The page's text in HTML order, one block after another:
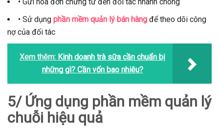
• Gửi hóa đơn chứng từ đến đối tác nhanh chóng
• Sử dụng phần mềm quản lý bán hàng để theo dõi công
nợ của đối tác
Xem thêm: Kinh doanh trà sữa cần chuẩn bị
những gì? Cần vốn bao nhiêu?
5/ Ứng dụng phần mềm quản lý
chuỗi hiệu quả